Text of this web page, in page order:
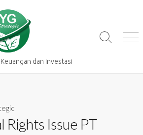
dan Investasi
Search
Rights Issue PT